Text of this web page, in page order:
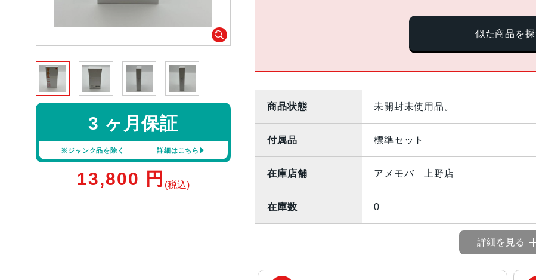
3 ヶ月保証
※ジャンク品を除く 詳細はこちら
13,800 円 (税込)
似た商品を
商品状態 未開封未使用品。
付属品 標準セット
在庫店舗 アメモバ 上野店
在庫数 0
詳細を見る